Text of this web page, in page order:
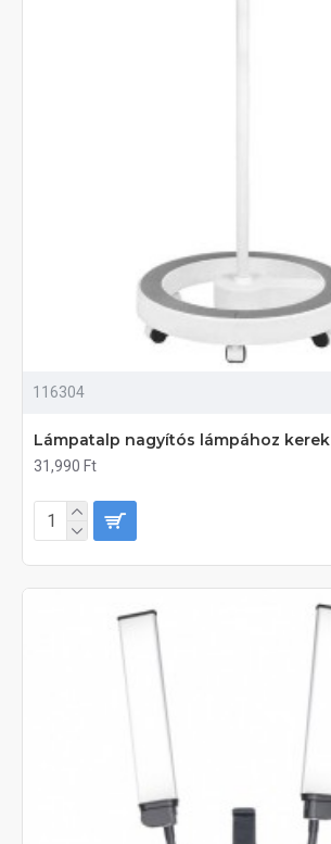
116304
Lámpatalp nagyítós lámpához kerek
31,990 Ft